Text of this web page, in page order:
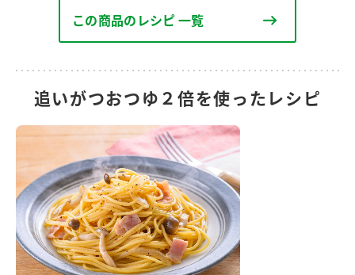
この商品のレシピ 一覧
追いがつおつゆ２倍を使ったレシピ